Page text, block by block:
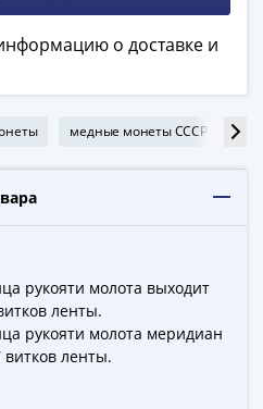
о доставке и
медные монеты СССР
рукояти молота выходит
ленты.
рукояти молота меридиан
ленты.